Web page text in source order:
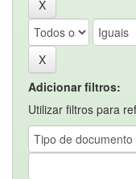
Adicionar filtros:
Utilizar filtros para